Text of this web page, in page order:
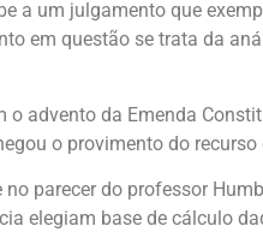
a um julgamento que
em questão se trata da
advento da Emenda
o provimento do
parecer do professor
elegiam base de cálculo